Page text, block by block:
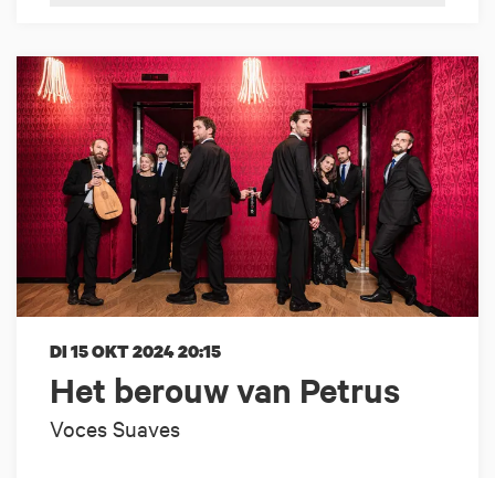
Het berouw van Petrus
Voces Suaves
DI 15 OKT 202420:15